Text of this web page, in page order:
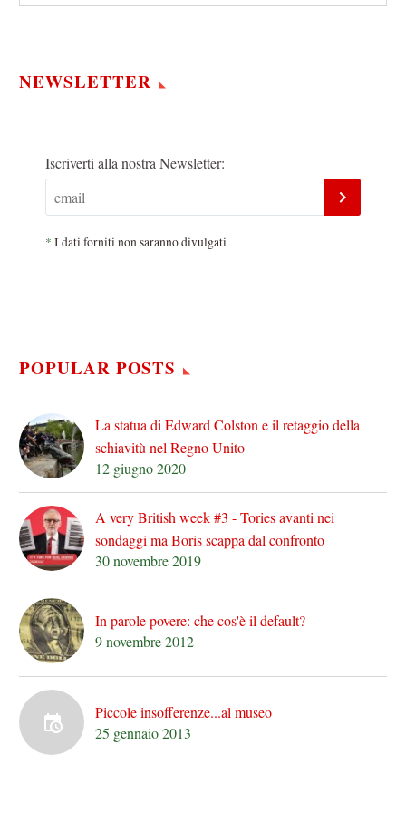
NEWSLETTER
Iscriverti alla nostra Newsletter:
* I dati forniti non saranno divulgati
POPULAR POSTS
La statua di Edward Colston e il retaggio della
schiavitù nel Regno Unito
12 giugno 2020
A very British week #3 - Tories avanti nei
sondaggi ma Boris scappa dal confronto
30 novembre 2019
In parole povere: che cos'è il default?
9 novembre 2012
Piccole insofferenze...al museo
25 gennaio 2013